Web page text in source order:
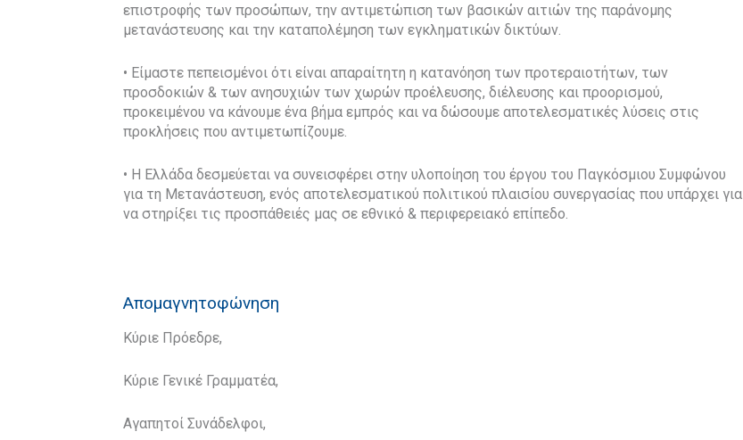
επιστροφής των προσώπων, την αντιμετώπιση των βασικών αιτιών της παράνομης
μετανάστευσης και την καταπολέμηση των εγκληματικών δικτύων.
• Είμαστε πεπεισμένοι ότι είναι απαραίτητη η κατανόηση των προτεραιοτήτων, των
προσδοκιών & των ανησυχιών των χωρών προέλευσης, διέλευσης και προορισμού,
προκειμένου να κάνουμε ένα βήμα εμπρός και να δώσουμε αποτελεσματικές λύσεις στις
προκλήσεις που αντιμετωπίζουμε.
• Η Ελλάδα δεσμεύεται να συνεισφέρει στην υλοποίηση του έργου του Παγκόσμιου Συμφώνου
για τη Μετανάστευση, ενός αποτελεσματικού πολιτικού πλαισίου συνεργασίας που υπάρχει για
να στηρίξει τις προσπάθειές μας σε εθνικό & περιφερειακό επίπεδο.
Απομαγνητοφώνηση
Κύριε Πρόεδρε,
Κύριε Γενικέ Γραμματέα,
Αγαπητοί Συνάδελφοι,